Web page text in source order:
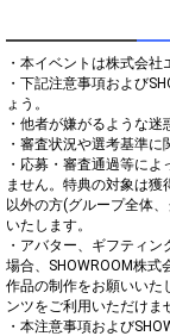
・本イベントは株式会社
・下記注意事項および
ょう。
・他者が嫌がるような迷
・審査状況や選考基準
・応募・審査通過等に
ません。特典の対象は
以外の方(グループ全体
いたします。
・アバター、ギフティ
場合、SHOWROOM株式
作品の制作をお願いいた
ンツをご利用いただけま
・本注意事項および